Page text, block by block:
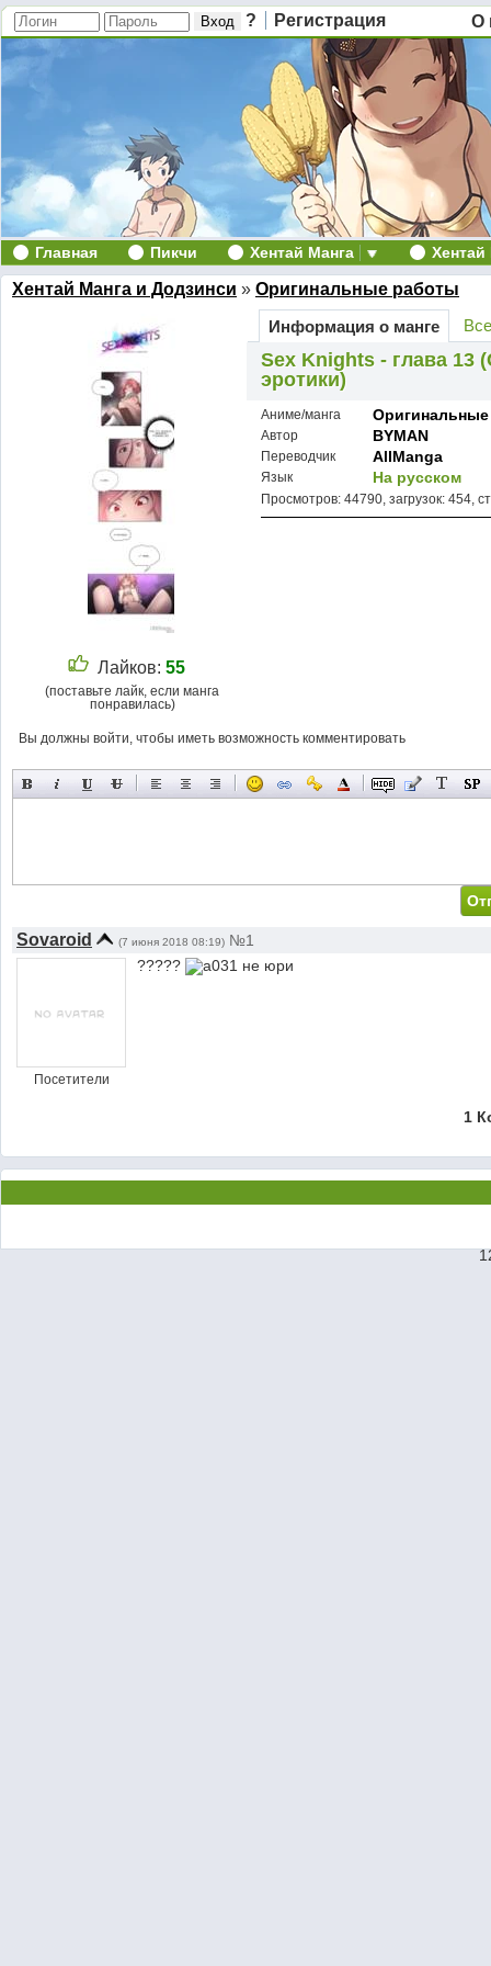
? Регистрация О
Главная Пикчи Хентай Манга
Хентай Манга и Додзинси » Оригинальные работы
Лайков: 55
(поставьте лайк, если манга
понравилась)
Информация о манге
Sex Knights - глава 13
эротики)
Аниме/манга
Автор BYMAN
Переводчик AllManga
Язык На русском
Просмотров: 44790, загрузок: 454,
Вы должны войти, чтобы иметь возможность комментировать
Sovaroid (7 июня 2018 08:19) №1
Посетители
????? не юри
1